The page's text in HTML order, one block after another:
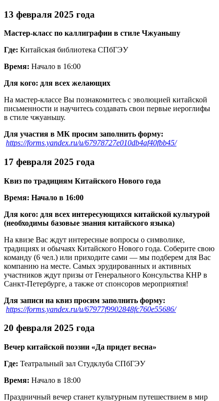
13 февраля 2025 года
Мастер-класс по каллиграфии в стиле Чжуаньшу
Где: Китайская библиотека СПбГЭУ
Время: Начало в 16:00
Для кого: для всех желающих
На мастер-классе Вы познакомитесь с эволюцией китайской
письменности и научитесь создавать свои первые иероглифы
в стиле чжуаньшу.
Для участия в МК просим заполнить форму:
https://forms.yandex.ru/u/67978727e010db4af40fbb45/
17 февраля 2025 года
Квиз по традициям Китайского Нового года
Время: Начало в 16:00
Для кого: для всех интересующихся китайской культурой
(необходимы базовые знания китайского языка)
На квизе Вас ждут интересные вопросы о символике,
традициях и обычаях Китайского Нового года. Соберите свою
команду (6 чел.) или приходите сами — мы подберем для Вас
компанию на месте. Самых эрудированных и активных
участников ждут призы от Генерального Консульства КНР в
Санкт-Петербурге, а также от спонсоров мероприятия!
Для записи на квиз просим заполнить форму:
https://forms.yandex.ru/u/67977f9902848fc760e55686/
20 февраля 2025 года
Вечер китайской поэзии «Да придет весна»
Где: Театральный зал Студклуба СПбГЭУ
Время: Начало в 18:00
Праздничный вечер станет культурным путешествием в мир